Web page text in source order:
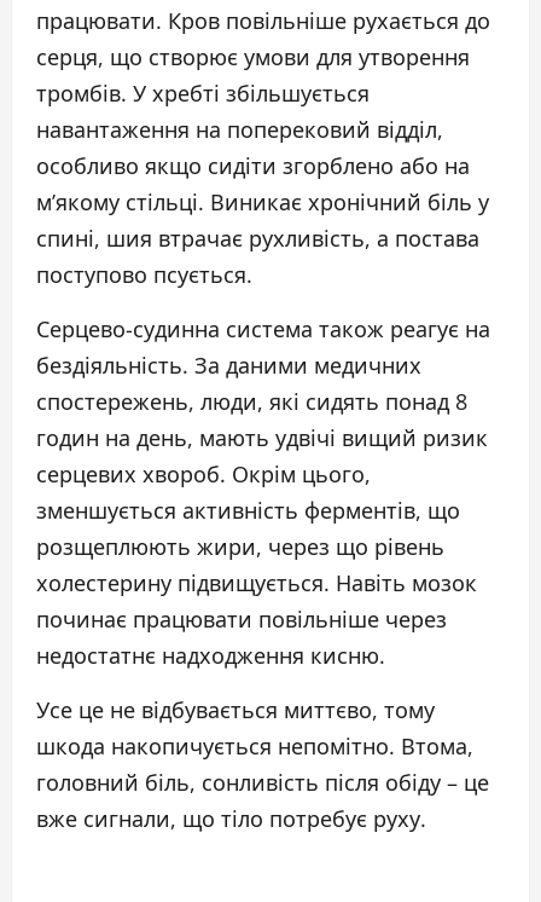
працювати. Кров повільніше рухається до
серця, що створює умови для утворення
тромбів. У хребті збільшується
навантаження на поперековий відділ,
особливо якщо сидіти згорблено або на
м’якому стільці. Виникає хронічний біль у
спині, шия втрачає рухливість, а постава
поступово псується.
Серцево-судинна система також реагує на
бездіяльність. За даними медичних
спостережень, люди, які сидять понад 8
годин на день, мають удвічі вищий ризик
серцевих хвороб. Окрім цього,
зменшується активність ферментів, що
розщеплюють жири, через що рівень
холестерину підвищується. Навіть мозок
починає працювати повільніше через
недостатнє надходження кисню.
Усе це не відбувається миттєво, тому
шкода накопичується непомітно. Втома,
головний біль, сонливість після обіду – це
вже сигнали, що тіло потребує руху.